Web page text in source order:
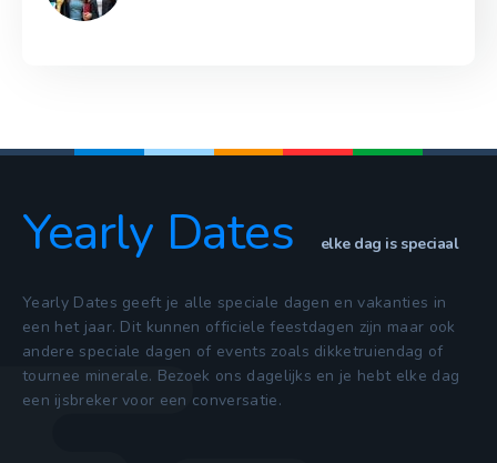
Yearly Dates elke dag is speciaal
Yearly Dates geeft je alle speciale dagen en vakanties in
een het jaar. Dit kunnen officiele feestdagen zijn maar ook
andere speciale dagen of events zoals dikketruiendag of
tournee minerale. Bezoek ons dagelijks en je hebt elke dag
een ijsbreker voor een conversatie.